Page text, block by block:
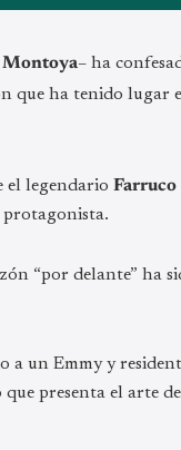
Montoya– ha
que ha tenido lugar
el legendario Farruco
protagonista.
“por delante” ha
a un Emmy y
presenta el arte